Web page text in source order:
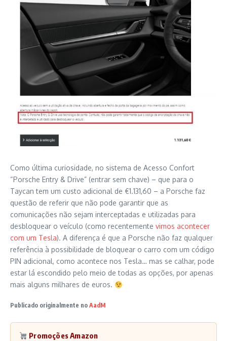
Como última curiosidade, no sistema de Acesso Confort
“Porsche Entry & Drive” (entrar sem chave) – que para o
Taycan tem um custo adicional de €1.131,60 – a Porsche faz
questão de referir que não pode garantir que as
comunicações não sejam interceptadas e utilizadas para
desbloquear o veículo (como recentemente vimos acontecer
com um Tesla). A diferença é que a Porsche não faz qualquer
referência à possibilidade de bloquear o carro com um código
PIN adicional, como acontece nos Tesla… mas se calhar, pode
estar lá escondido pelo meio de todas as opções, por apenas
mais alguns milhares de euros.
Publicado originalmente no AadM
Promoções Amazon